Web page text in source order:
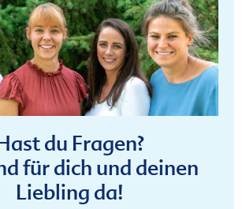
du Fragen?
für dich und deinen
Liebling da!